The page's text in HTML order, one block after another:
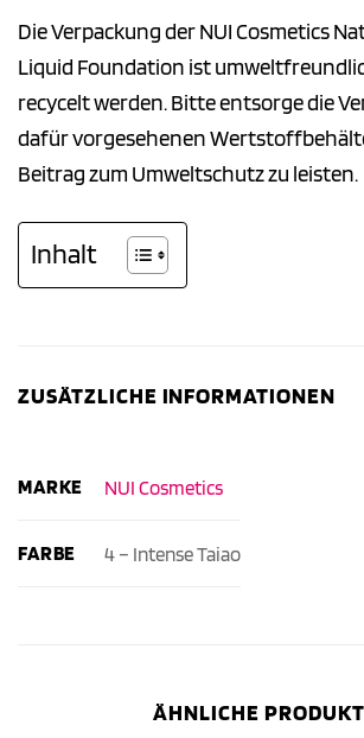
Die Verpackung der NUI Cosmetics
Liquid Foundation ist
recycelt werden. Bitte entsorge die
dafür vorgesehenen
Beitrag zum Umweltschutz zu leisten.
Inhalt
ZUSÄTZLICHE INFORMATIONEN
MARKE NUI Cosmetics
FARBE 4 – Intense Taiao
ÄHNLICHE